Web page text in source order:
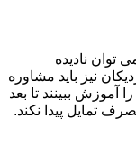
توان نادیده
نیز باید مشاوره
آموزش ببینند تا بعد
تمایل پیدا نکند.